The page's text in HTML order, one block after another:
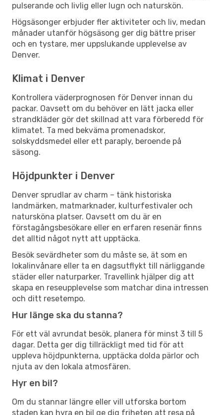
pulserande och livlig eller lugn och naturskön.
Högsäsonger erbjuder fler aktiviteter och liv, medan
månader utanför högsäsong ger dig bättre priser
och en tystare, mer uppslukande upplevelse av
Denver.
Klimat i Denver
Kontrollera väderprognosen för Denver innan du
packar. Oavsett om du behöver en lätt jacka eller
strandkläder gör det skillnad att vara förberedd för
klimatet. Ta med bekväma promenadskor,
solskyddsmedel eller ett paraply, beroende på
säsong.
Höjdpunkter i Denver
Denver sprudlar av charm – tänk historiska
landmärken, matmarknader, kulturfestivaler och
natursköna platser. Oavsett om du är en
förstagångsbesökare eller en erfaren resenär finns
det alltid något nytt att upptäcka.
Besök sevärdheter som du måste se, ät som en
lokalinvånare eller ta en dagsutflykt till närliggande
städer eller naturparker. Travellink hjälper dig att
skapa en reseupplevelse som matchar dina intressen
och ditt resetempo.
Hur länge ska du stanna?
För ett väl avrundat besök, planera för minst 3 till 5
dagar. Detta ger dig tillräckligt med tid för att
uppleva höjdpunkterna, upptäcka dolda pärlor och
njuta av den lokala atmosfären.
Hyr en bil?
Om du stannar längre eller vill utforska bortom
staden kan hyra en bil ge dig friheten att resa på